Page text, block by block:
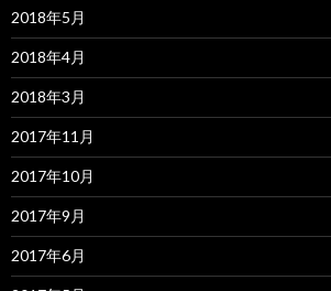
2018年5月
2018年4月
2018年3月
2017年11月
2017年10月
2017年9月
2017年6月